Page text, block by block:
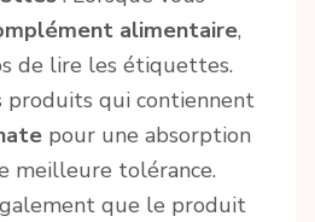
alimentaire,
de lire les étiquettes.
produits qui contiennent
pour une absorption
meilleure tolérance.
que le produit